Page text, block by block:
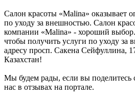
Салон красоты «Malina» оказывает
по уходу за внешностью. Салон
компании «Malina» - хороший
чтобы получить услуги по уходу
адресу просп. Сакена Сейфуллина,
Казахстан!
Мы будем рады, если вы поделитесь
нас в отзывах на портале.